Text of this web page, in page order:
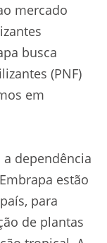
mercado
busca
(PNF)
em
a dependência
estão
para
de plantas